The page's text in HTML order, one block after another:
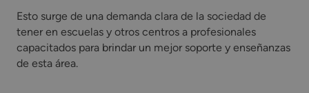
Esto surge de una demanda clara de la sociedad de
tener en escuelas y otros centros a profesionales
capacitados para brindar un mejor soporte y enseñanzas
de esta área.